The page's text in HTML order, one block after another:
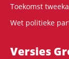
Toekomst
Wet politieke
Versies